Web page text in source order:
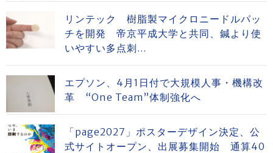
リンテック 樹脂製マイクロニードルパッ
チを開発 帝京平成大学と共同、鍼より使
いやすい多点刺...
エプソン、4月1日付で大規模人事・機構改
革 “One Team”体制強化へ
「page2027」ポスターデザイン決定、公
式サイトオープン、出展募集開始 通算40